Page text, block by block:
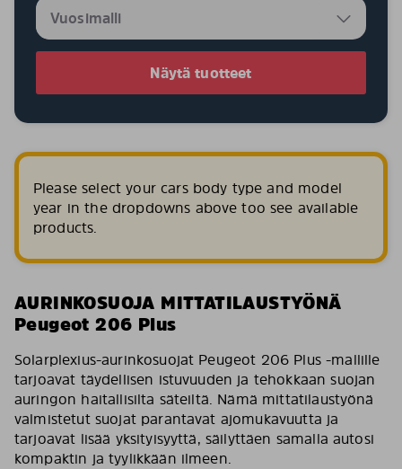
Näytä tuotteet
Please select your cars body type and model
year in the dropdowns above too see available
products.
AURINKOSUOJA MITTATILAUSTYÖNÄ
Peugeot 206 Plus
Solarplexius-aurinkosuojat Peugeot 206 Plus -mallille
tarjoavat täydellisen istuvuuden ja tehokkaan suojan
auringon haitallisilta säteiltä. Nämä mittatilaustyönä
valmistetut suojat parantavat ajomukavuutta ja
tarjoavat lisää yksityisyyttä, säilyttäen samalla autosi
kompaktin ja tyylikkään ilmeen.